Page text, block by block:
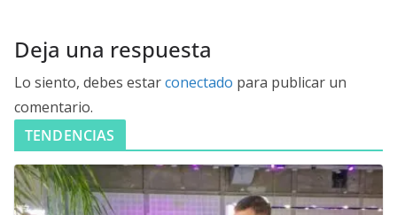
Deja una respuesta
Lo siento, debes estarconectado para publicar un
comentario.
TENDENCIAS